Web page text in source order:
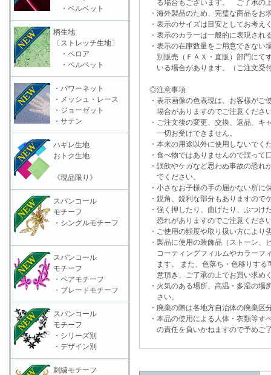
る場合もございます。 ご了承の上
・海外製品のため、完璧な商品をお
・表示のサイズは目安としてお考え
・表示のカラーは一般的に表現され
・表示の在庫数量をご用意できな
別販売（ＦＡＸ・直販）部門にて
いる場合があります。（ご注文受
◎注意事項
・表示画像の色表現は、お客様がご
場合がありますのでご注意くださ
・ご注文後の変更、交換、返品、キ
一切お受けできません。
・本来の用途以外に使用しないでく
・食べ物ではありませんので誤って
・誤飲やケガなど思わぬ事故の恐れ
でください。
・小さなお子様の手の届かない所に
・鋭角、鋭利な部分もありますので
・強く押したり、曲げたり、ぶつけ
恐れがありますのでご注意くださ
・ご使用の頻度や取り扱い方により
・製品に使用の装飾品（ストーン、
コーティングフィルムやカラーフ
ます。 また、色落ち・色移りする
意頂き、ご了承の上でお買い求め
・火気のある場所、高温・多湿の場
さい。
・廃棄の際は各地方自治体の廃棄区
・本品の使用による人体・衣類等す
の責任を負いかねますので予めご
・ベルベット
柄生地
〔ストレッチ生地〕
・ベロア
・ベルベット
・パワーネット
・メッシュ・レース
・ジョーゼット
・サテン
ハギレ生地
おトク生地
《現品限り》
スパンコール
モチーフ
・シングルモチーフ
スパンコール
モチーフ
・ペアモチーフ
・ブレードモチーフ
スパンコール
モチーフ
・シリーズ別
・デザイン別
刺繍モチーフ